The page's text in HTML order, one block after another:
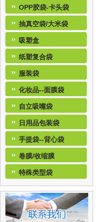
OPP胶袋-卡头袋
抽真空袋/大米袋
吸塑盒
纸塑复合袋
服装袋
化妆品--面膜袋
自立吸嘴袋
日用品包装袋
手提袋--背心袋
卷膜/收缩膜
特殊类型袋